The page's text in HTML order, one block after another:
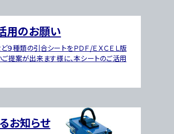
用のお願い
９種類の引合シートをＰＤＦ/ＥＸＣＥＬ版
ご提案が出来ます様に、本シートのご活用
お知らせ